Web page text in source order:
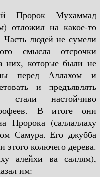
Пророк Мухаммад
отложил на какое-то
Часть людей не сумели
смысла отсрочки
них, которые были не
перед Аллахом и
и предъявлять
стали настойчиво
В итоге они
Пророка (саллаллаху
Самура. Его джубба
этого колючего дерева.
алейхи ва саллям),
им: